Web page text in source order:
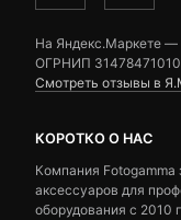
На Яндекс.Маркете —
ОГРНИП
Смотреть отзывы в
КОРОТКО О НАС
Компания Fotogamma
аксессуаров для
оборудования с 2010